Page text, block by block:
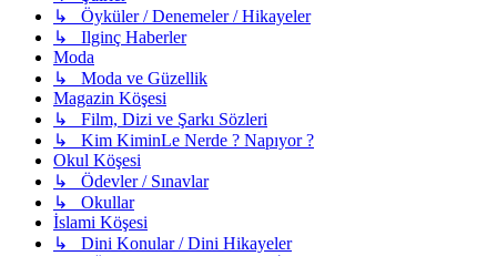
↳ Öyküler / Denemeler / Hikayeler
↳ Ilginç Haberler
Moda
↳ Moda ve Güzellik
Magazin Köşesi
↳ Film, Dizi ve Şarkı Sözleri
↳ Kim KiminLe Nerde ? Napıyor ?
Okul Köşesi
↳ Ödevler / Sınavlar
↳ Okullar
İslami Köşesi
↳ Dini Konular / Dini Hikayeler